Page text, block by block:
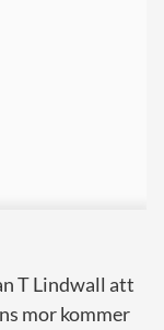
T Lindwall att
mor kommer